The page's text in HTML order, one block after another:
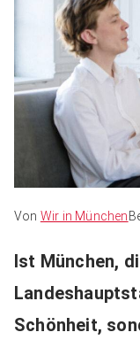
Von Wir in München
Ist München,
Schönheit,